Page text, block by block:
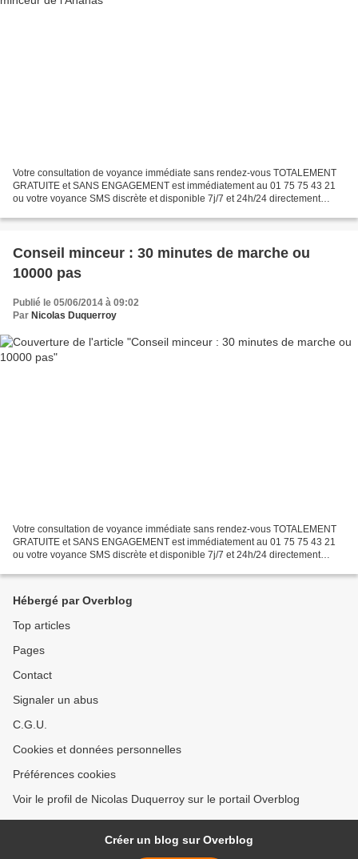
Votre consultation de voyance immédiate sans rendez-vous TOTALEMENT
GRATUITE et SANS ENGAGEMENT est immédiatement au 01 75 75 43 21
ou votre voyance SMS discrète et disponible 7j/7 et 24h/24 directement
Conseil minceur : 30 minutes de marche ou
10000 pas
Publié le 05/06/2014 à 09:02
Par Nicolas Duquerroy
Votre consultation de voyance immédiate sans rendez-vous TOTALEMENT
GRATUITE et SANS ENGAGEMENT est immédiatement au 01 75 75 43 21
ou votre voyance SMS discrète et disponible 7j/7 et 24h/24 directement
Hébergé par Overblog
Top articles
Pages
Contact
Signaler un abus
C.G.U.
Cookies et données personnelles
Préférences cookies
Voir le profil de Nicolas Duquerroy sur le portail Overblog
Créer un blog sur Overblog